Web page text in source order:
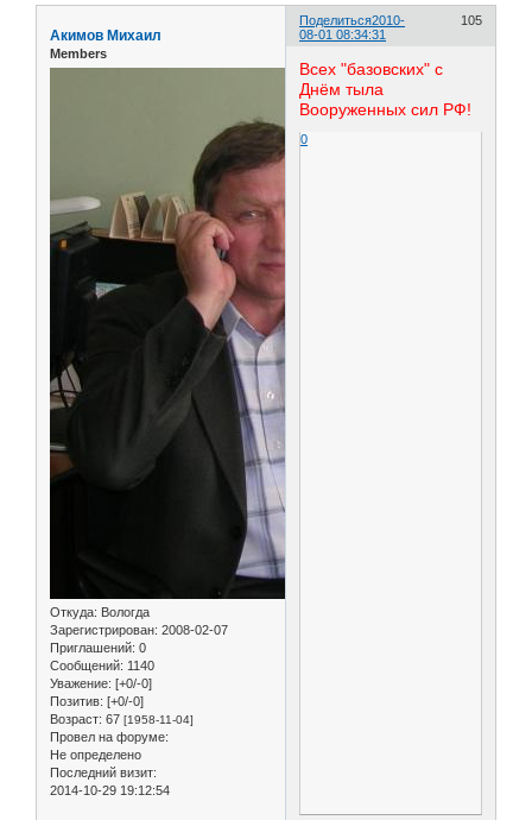
Поделиться 105
2010-
08-01 08:34:31
Акимов Михаил
Members
Откуда: Вологда
Зарегистрирован: 2008-02-07
Приглашений: 0
Сообщений: 1140
Уважение: [+0/-0]
Позитив: [+0/-0]
Возраст: 67 [1958-11-04]
Провел на форуме:
Не определено
Последний визит:
2014-10-29 19:12:54
Всех "базовских" с
Днём тыла
Вооруженных сил РФ!
0